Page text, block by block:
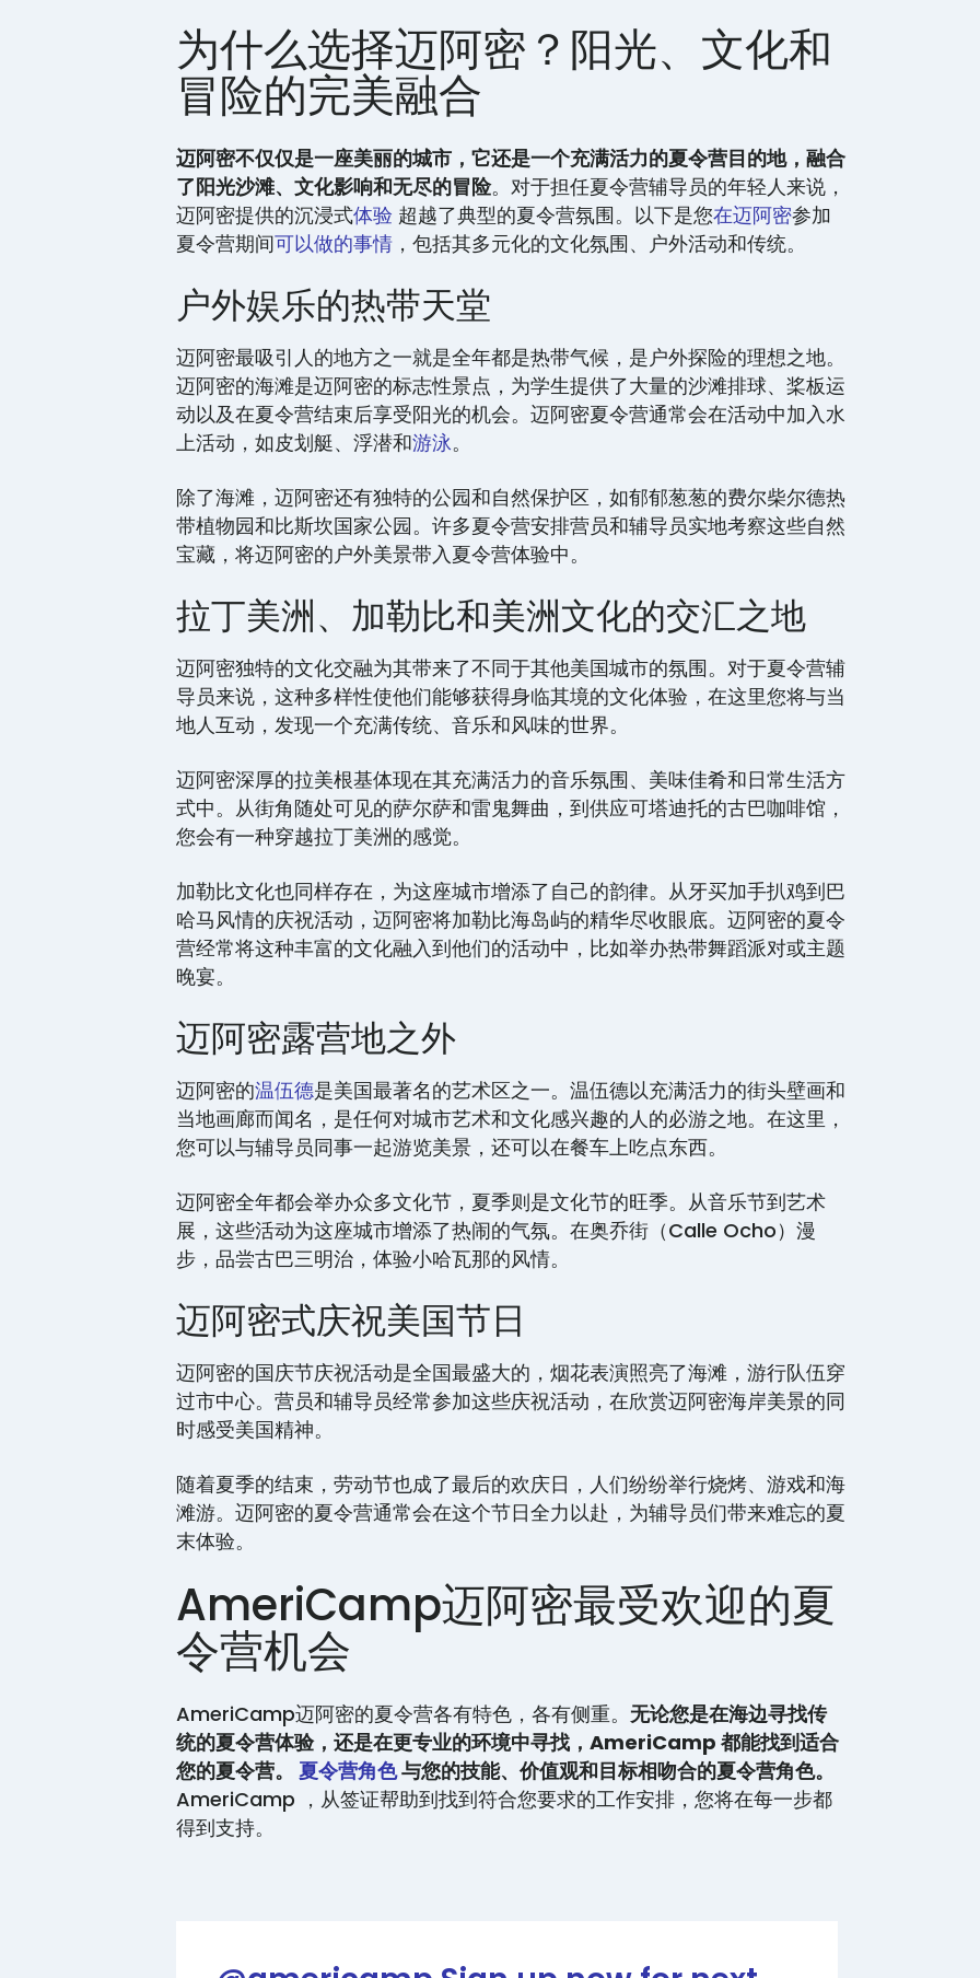
为什么选择迈阿密？阳光、文化和
冒险的完美融合
迈阿密不仅仅是一座美丽的城市，它还是一个充满活力的夏令营目的地，融合
了阳光沙滩、文化影响和无尽的冒险。对于担任夏令营辅导员的年轻人来说，
迈阿密提供的沉浸式体验 超越了典型的夏令营氛围。以下是您在迈阿密参加
夏令营期间可以做的事情 ，包括其多元化的文化氛围、户外活动和传统。
户外娱乐的热带天堂
迈阿密最吸引人的地方之一就是全年都是热带气候，是户外探险的理想之地。
迈阿密的海滩是迈阿密的标志性景点，为学生提供了大量的沙滩排球、桨板运
动以及在夏令营结束后享受阳光的机会。迈阿密夏令营通常会在活动中加入水
上活动，如皮划艇、浮潜和游泳。
除了海滩，迈阿密还有独特的公园和自然保护区，如郁郁葱葱的费尔柴尔德热
带植物园和比斯坎国家公园。许多夏令营安排营员和辅导员实地考察这些自然
宝藏，将迈阿密的户外美景带入夏令营体验中。
拉丁美洲、加勒比和美洲文化的交汇之地
迈阿密独特的文化交融为其带来了不同于其他美国城市的氛围。对于夏令营辅
导员来说，这种多样性使他们能够获得身临其境的文化体验，在这里您将与当
地人互动，发现一个充满传统、音乐和风味的世界。
迈阿密深厚的拉美根基体现在其充满活力的音乐氛围、美味佳肴和日常生活方
式中。从街角随处可见的萨尔萨和雷鬼舞曲，到供应可塔迪托的古巴咖啡馆，
您会有一种穿越拉丁美洲的感觉。
加勒比文化也同样存在，为这座城市增添了自己的韵律。从牙买加手扒鸡到巴
哈马风情的庆祝活动，迈阿密将加勒比海岛屿的精华尽收眼底。迈阿密的夏令
营经常将这种丰富的文化融入到他们的活动中，比如举办热带舞蹈派对或主题
晚宴。
迈阿密露营地之外
迈阿密的温伍德是美国最著名的艺术区之一。温伍德以充满活力的街头壁画和
当地画廊而闻名，是任何对城市艺术和文化感兴趣的人的必游之地。在这里，
您可以与辅导员同事一起游览美景，还可以在餐车上吃点东西。
迈阿密全年都会举办众多文化节，夏季则是文化节的旺季。从音乐节到艺术
展，这些活动为这座城市增添了热闹的气氛。在奥乔街（Calle Ocho）漫
步，品尝古巴三明治，体验小哈瓦那的风情。
迈阿密式庆祝美国节日
迈阿密的国庆节庆祝活动是全国最盛大的，烟花表演照亮了海滩，游行队伍穿
过市中心。营员和辅导员经常参加这些庆祝活动，在欣赏迈阿密海岸美景的同
时感受美国精神。
随着夏季的结束，劳动节也成了最后的欢庆日，人们纷纷举行烧烤、游戏和海
滩游。迈阿密的夏令营通常会在这个节日全力以赴，为辅导员们带来难忘的夏
末体验。
AmeriCamp迈阿密最受欢迎的夏
令营机会
AmeriCamp迈阿密的夏令营各有特色，各有侧重。无论您是在海边寻找传
统的夏令营体验，还是在更专业的环境中寻找，AmeriCamp 都能找到适合
您的夏令营。 夏令营角色与您的技能、价值观和目标相吻合的夏令营角色。
AmeriCamp ，从签证帮助到找到符合您要求的工作安排，您将在每一步都
得到支持。